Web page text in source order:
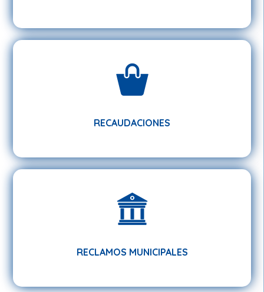
RECAUDACIONES
RECAUDACIONES
RECLAMOS MUNICIPALES
RECLAMOS MUNICIPALES